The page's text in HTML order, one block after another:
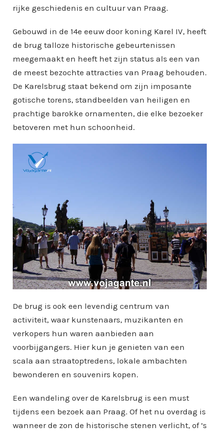
rijke geschiedenis en cultuur van Praag.
Gebouwd in de 14e eeuw door koning Karel IV, heeft
de brug talloze historische gebeurtenissen
meegemaakt en heeft het zijn status als een van
de meest bezochte attracties van Praag behouden.
De Karelsbrug staat bekend om zijn imposante
gotische torens, standbeelden van heiligen en
prachtige barokke ornamenten, die elke bezoeker
betoveren met hun schoonheid.
De brug is ook een levendig centrum van
activiteit, waar kunstenaars, muzikanten en
verkopers hun waren aanbieden aan
voorbijgangers. Hier kun je genieten van een
scala aan straatoptredens, lokale ambachten
bewonderen en souvenirs kopen.
Een wandeling over de Karelsbrug is een must
tijdens een bezoek aan Praag. Of het nu overdag is
wanneer de zon de historische stenen verlicht, of ’s